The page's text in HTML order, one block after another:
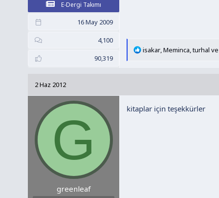
E-Dergi Takımı
16 May 2009
4,100
90,319
T
l
e
isakar,Meminca,turhal
2 Haz 2012
G
greenleaf
kitaplar için teşekkürler